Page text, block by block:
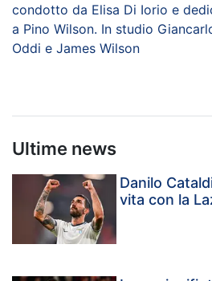
condotto da Elisa Di Iorio e
a Pino Wilson. In studio
Oddi e James Wilson
Ultime news
Danilo
vita con la